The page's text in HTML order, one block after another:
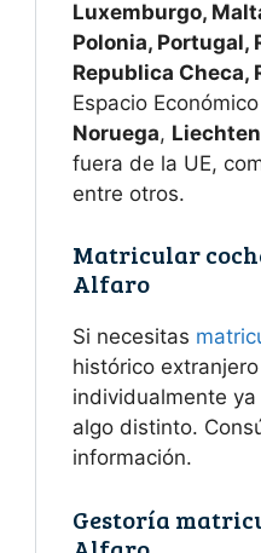
Luxemburgo,
Polonia, Portugal,
Republica Checa,
Espacio
Noruega,
fuera de la UE,
entre otros.
Matricular
Alfaro
Si necesitas
histórico
individualmente
algo distinto.
información.
Gestoría